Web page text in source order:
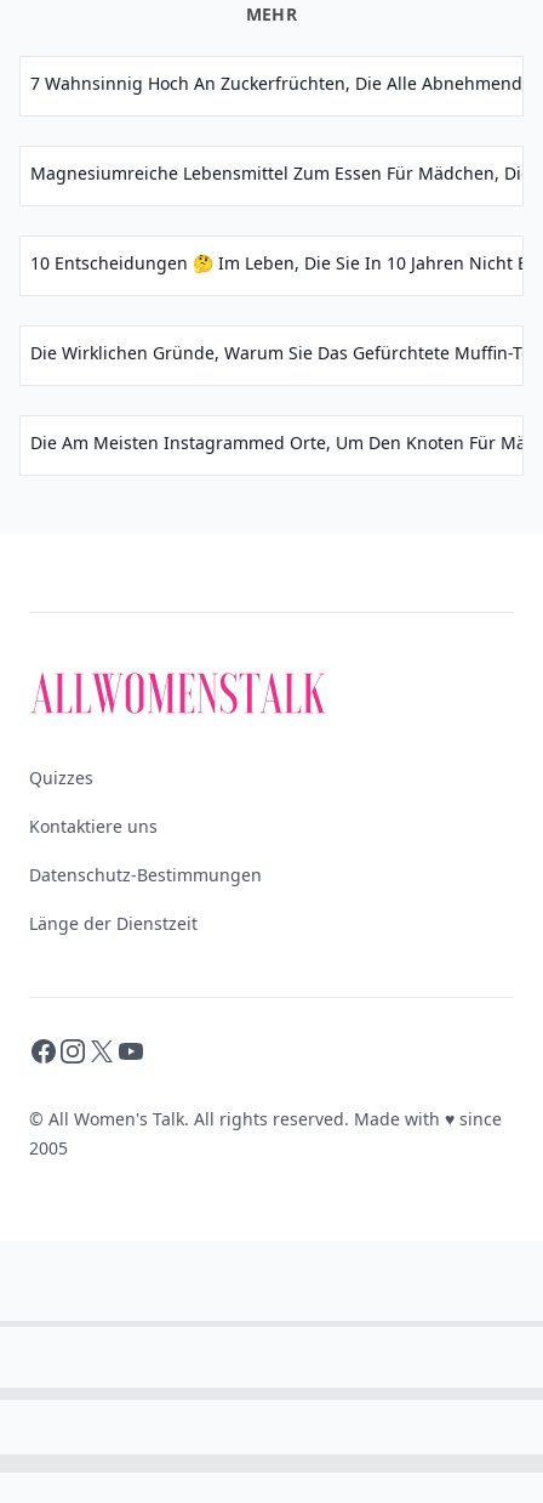
MEHR
7 Wahnsinnig Hoch An Zuckerfrüchten, Die Alle
Magnesiumreiche Lebensmittel Zum Essen Für Mädchen,
10 Entscheidungen 🤔 Im Leben, Die Sie In 10 Jahren Nicht
Die Wirklichen Gründe, Warum Sie Das Gefürchtete Muffin-
Die Am Meisten Instagrammed Orte, Um Den Knoten Für
Quizzes
Kontaktiere uns
Datenschutz-Bestimmungen
Länge der Dienstzeit
Facebook
Instagram
X YouTube
© All Women's Talk. All rights reserved. Made with ♥ since
2005